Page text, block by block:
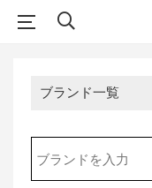
ブランド一覧